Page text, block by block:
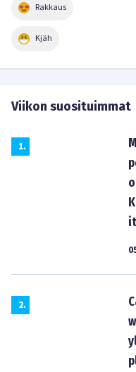
Rakkaus
Kjäh
Viikon suosituimmat
1.
2.